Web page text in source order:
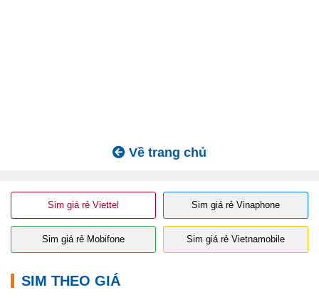
Về trang chủ
Sim giá rẻ Viettel Sim giá rẻ Vinaphone
Sim giá rẻ Mobifone Sim giá rẻ Vietnamobile
SIM THEO GIÁ